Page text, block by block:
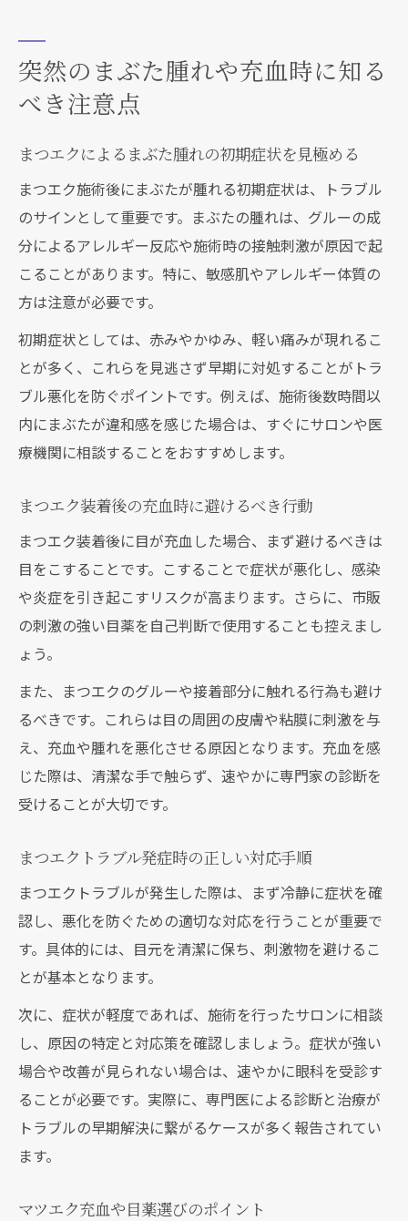
突然のまぶた腫れや充血時に知る
べき注意点
まつエクによるまぶた腫れの初期症状を見極める
まつエク施術後にまぶたが腫れる初期症状は、トラブル
のサインとして重要です。まぶたの腫れは、グルーの成
分によるアレルギー反応や施術時の接触刺激が原因で起
こることがあります。特に、敏感肌やアレルギー体質の
方は注意が必要です。
初期症状としては、赤みやかゆみ、軽い痛みが現れるこ
とが多く、これらを見逃さず早期に対処することがトラ
ブル悪化を防ぐポイントです。例えば、施術後数時間以
内にまぶたが違和感を感じた場合は、すぐにサロンや医
療機関に相談することをおすすめします。
まつエク装着後の充血時に避けるべき行動
まつエク装着後に目が充血した場合、まず避けるべきは
目をこすることです。こすることで症状が悪化し、感染
や炎症を引き起こすリスクが高まります。さらに、市販
の刺激の強い目薬を自己判断で使用することも控えまし
ょう。
また、まつエクのグルーや接着部分に触れる行為も避け
るべきです。これらは目の周囲の皮膚や粘膜に刺激を与
え、充血や腫れを悪化させる原因となります。充血を感
じた際は、清潔な手で触らず、速やかに専門家の診断を
受けることが大切です。
まつエクトラブル発症時の正しい対応手順
まつエクトラブルが発生した際は、まず冷静に症状を確
認し、悪化を防ぐための適切な対応を行うことが重要で
す。具体的には、目元を清潔に保ち、刺激物を避けるこ
とが基本となります。
次に、症状が軽度であれば、施術を行ったサロンに相談
し、原因の特定と対応策を確認しましょう。症状が強い
場合や改善が見られない場合は、速やかに眼科を受診す
ることが必要です。実際に、専門医による診断と治療が
トラブルの早期解決に繋がるケースが多く報告されてい
ます。
マツエク充血や目薬選びのポイント